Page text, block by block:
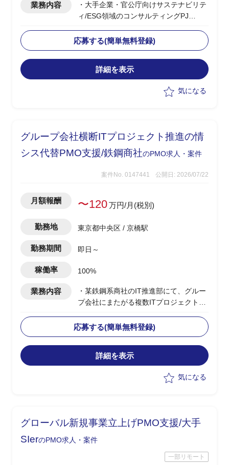
業務内容
・大手企業・官公庁向けサステナビリテ
ィ/ESG領域のコンサルティングPJ
案・構想策定から実行まで一気通貫でリ
ード
・CSRD・ISSB・SSBJ等の開示・規制
対応支援およびコンサルティング
ル/WBS管理、課題管理、顧客伴走
応募する(簡単無料登録)
詳細を表示
気になる
グループ会社横断ITプロジェクト推進の情
シス代替PMO支援/鉄鋼商社のPMO求人・案件
案件No. 0147441 公開日: 2026/07/22
月額報酬 〜120万円/月(税別)
勤務地 東京都中央区 / 京橋駅
勤務期間 即日～
稼働率 100%
業務内容
・某鉄鋼系商社のIT推進部にて、グルー
プ会社にまたがる複数ITプロジェクトの
側PMO
・グループ会社IT担当やベンダーとの定
例MTG実施、各社案件の進捗把握・整理
・本社IT推進部への報告資料（進捗サマ
・ベンダー／グループ会社間の調整事項
・プロジェクト計画書・WBS・スケジュ
ール管理の主体的な運用、予算・コスト
応募する(簡単無料登録)
詳細を表示
気になる
グローバル新規事業立上げPMO支援/大手
SIerのPMO求人・案件
一部リモート